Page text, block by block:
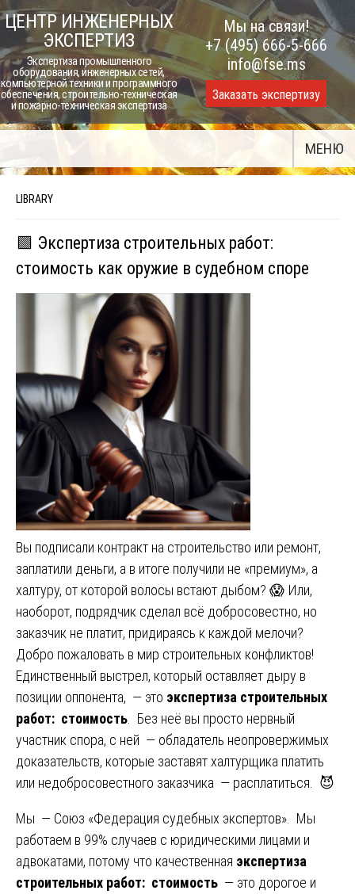
Skip
to
content
ЦЕНТР ИНЖЕНЕРНЫХ
ЭКСПЕРТИЗ
Экспертиза промышленного
оборудования, инженерных сетей,
компьютерной техники и программного
обеспечения, строительно-техническая
и пожарно-техническая экспертиза
Мы на связи!
+7 (495) 666-5-666
info@fse.ms
Заказать экспертизу
МЕНЮ
LIBRARY
🟩 Экспертиза строительных работ:
стоимость как оружие в судебном споре
Вы подписали контракт на строительство или ремонт,
заплатили деньги, а в итоге получили не «премиум», а
халтуру, от которой волосы встают дыбом? 😱 Или,
наоборот, подрядчик сделал всё добросовестно, но
заказчик не платит, придираясь к каждой мелочи?
Добро пожаловать в мир строительных конфликтов!
Единственный выстрел, который оставляет дыру в
позиции оппонента, — это экспертиза строительных
работ: стоимость . Без неё вы просто нервный
участник спора, с ней — обладатель неопровержимых
доказательств, которые заставят халтурщика платить
или недобросовестного заказчика — расплатиться. 😈
Мы — Союз «Федерация судебных экспертов». Мы
работаем в 99% случаев с юридическими лицами и
адвокатами, потому что качественная экспертиза
строительных работ: стоимость — это дорогое и